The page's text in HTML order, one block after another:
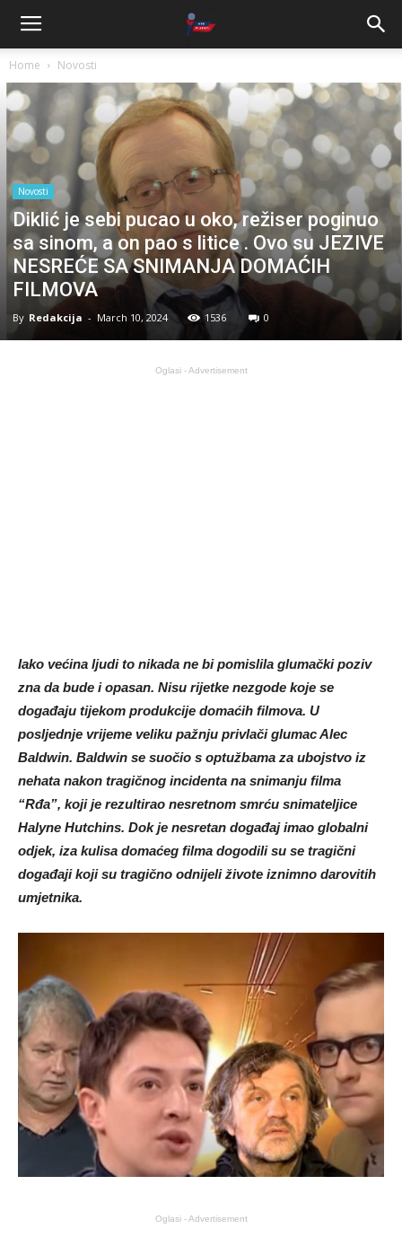
Home Novosti
Novosti
Diklić je sebi pucao u oko, režiser poginuo
sa sinom, a on pao s litice . Ovo su JEZIVE
NESREĆE SA SNIMANJA DOMAĆIH
FILMOVA
By Redakcija - March 10, 2024 1536 0
Oglasi - Advertisement
Iako većina ljudi to nikada ne bi pomislila glumački poziv
zna da bude i opasan. Nisu rijetke nezgode koje se
događaju tijekom produkcije domaćih filmova. U
posljednje vrijeme veliku pažnju privlači glumac Alec
Baldwin. Baldwin se suočio s optužbama za ubojstvo iz
nehata nakon tragičnog incidenta na snimanju filma
“Rđa”, koji je rezultirao nesretnom smrću snimateljice
Halyne Hutchins. Dok je nesretan događaj imao globalni
odjek, iza kulisa domaćeg filma dogodili su se tragični
događaji koji su tragično odnijeli živote iznimno darovitih
umjetnika.
Oglasi - Advertisement